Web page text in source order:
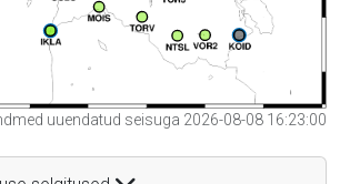
uuendatud seisuga 2026-08-08 16:23:00